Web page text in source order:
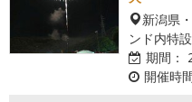
新潟県
ンド内特
期間：
開催時